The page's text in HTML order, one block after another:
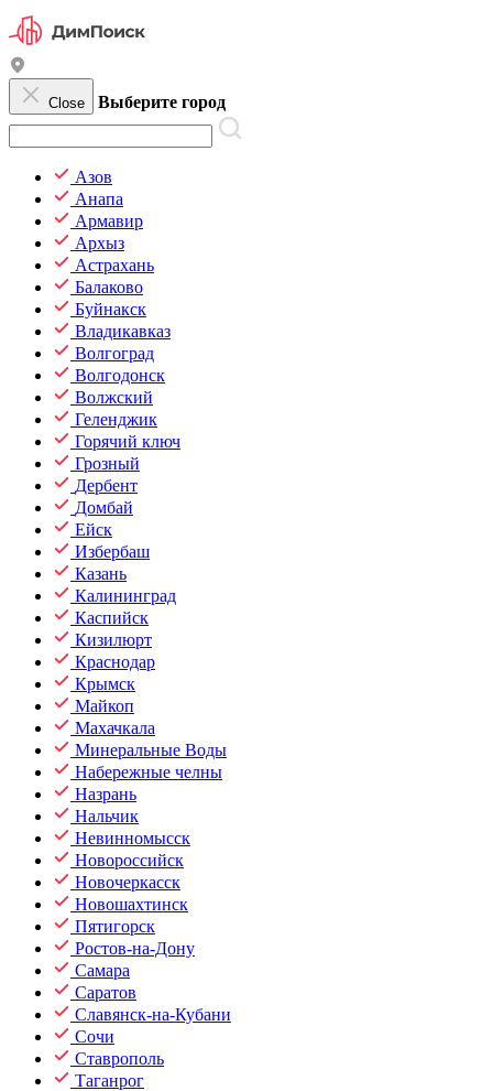
Close Выберите город
Азов
Анапа
Армавир
Архыз
Астрахань
Балаково
Буйнакск
Владикавказ
Волгоград
Волгодонск
Волжский
Геленджик
Горячий ключ
Грозный
Дербент
Домбай
Ейск
Избербаш
Казань
Калининград
Каспийск
Кизилюрт
Краснодар
Крымск
Майкоп
Махачкала
Минеральные Воды
Набережные челны
Назрань
Нальчик
Невинномысск
Новороссийск
Новочеркасск
Новошахтинск
Пятигорск
Ростов-на-Дону
Самара
Саратов
Славянск-на-Кубани
Сочи
Ставрополь
Таганрог